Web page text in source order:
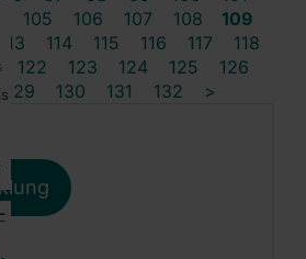
105 106 107 108
109
113 114 115 116 117
118
122 123 124 125
126
129 130 131 132 >